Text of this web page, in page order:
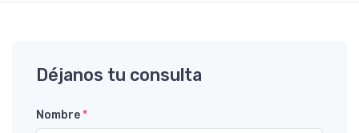
Déjanos tu consulta
Nombre*